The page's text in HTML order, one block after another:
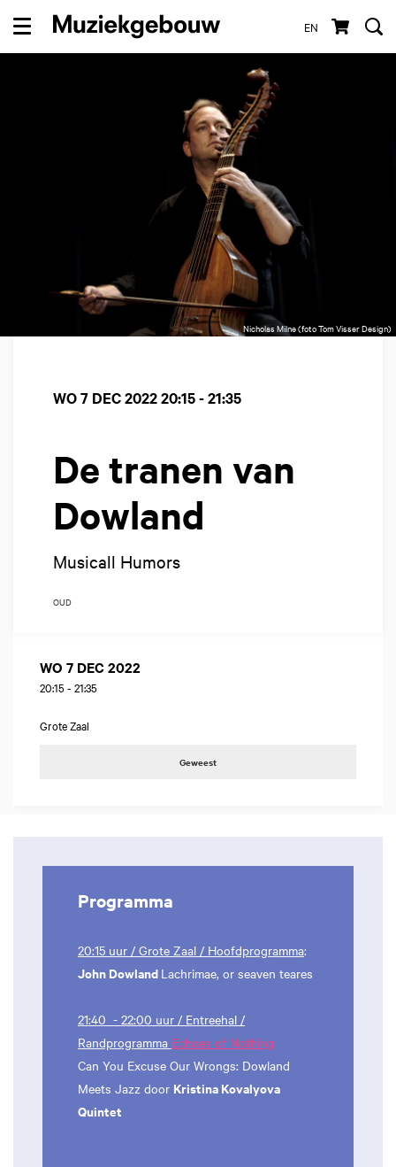
EN
Menu
Nicholas Milne (foto Tom Visser Design)
De tranen van
Dowland
Musicall Humors
WO 7 DEC 202220:15 - 21:35
OUD
WO 7 DEC 2022
20:15 - 21:35
Grote Zaal
Geweest
Programma
20:15 uur / Grote Zaal / Hoofdprogramma:
John Dowland Lachrimae, or seaven teares
21:40 - 22:00 uur / Entreehal /
Randprogramma Echoes of Nothing
Can You Excuse Our Wrongs: Dowland
Meets Jazz door Kristina Kovalyova
Quintet